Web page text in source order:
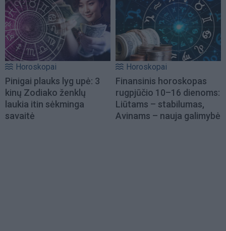
Horoskopai
Pinigai plauks lyg upė: 3
kinų Zodiako ženklų
laukia itin sėkminga
savaitė
Horoskopai
Finansinis horoskopas
rugpjūčio 10–16 dienoms:
Liūtams – stabilumas,
Avinams – nauja galimybė